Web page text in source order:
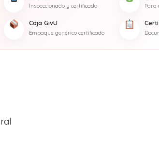
Inspeccionado y certificado Para
Caja GivU
Empaque genérico certificado